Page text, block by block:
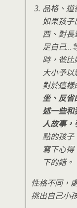
品格、道
如果孩子
西、對
足自己…
時，爸比
大小予以
對於這樣
坐、反省
述一些和
人故事，
點的孩子
寫下心得
下的錯。
性格不同，
挑出自己小